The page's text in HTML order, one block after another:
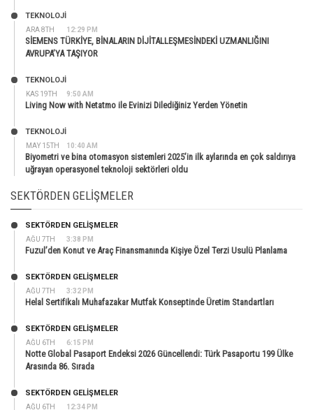
ARA 8TH 12:29 PM
TEKNOLOJİ
SİEMENS TÜRKİYE, BİNALARIN DİJİTALLEŞMESİNDEKİ UZMANLIĞINI
AVRUPA’YA TAŞIYOR
KAS 19TH 9:50 AM
TEKNOLOJİ
Living Now with Netatmo ile Evinizi Dilediğiniz Yerden Yönetin
MAY 15TH 10:40 AM
TEKNOLOJİ
Biyometri ve bina otomasyon sistemleri 2025’in ilk aylarında en çok saldırıya
uğrayan operasyonel teknoloji sektörleri oldu
SEKTÖRDEN GELIŞMELER
AĞU 7TH 3:38 PM
SEKTÖRDEN GELIŞMELER
Fuzul’den Konut ve Araç Finansmanında Kişiye Özel Terzi Usulü Planlama
AĞU 7TH 3:32 PM
SEKTÖRDEN GELIŞMELER
Helal Sertifikalı Muhafazakar Mutfak Konseptinde Üretim Standartları
AĞU 6TH 6:15 PM
SEKTÖRDEN GELIŞMELER
Notte Global Pasaport Endeksi 2026 Güncellendi: Türk Pasaportu 199 Ülke
Arasında 86. Sırada
AĞU 6TH 12:34 PM
SEKTÖRDEN GELIŞMELER